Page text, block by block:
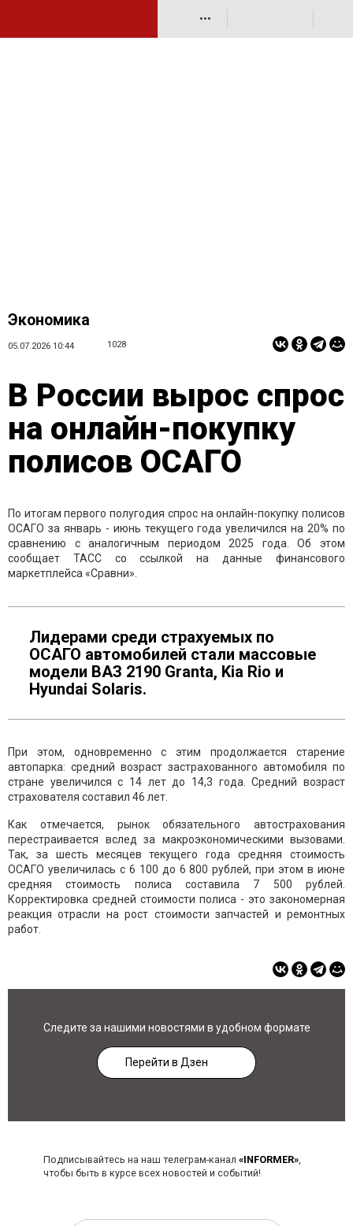
•••
Экономика
05.07.2026 10:44 1028
В России вырос спрос
на онлайн-покупку
полисов ОСАГО
По итогам первого полугодия спрос на онлайн-покупку полисов
ОСАГО за январь - июнь текущего года увеличился на 20% по
сравнению с аналогичным периодом 2025 года. Об этом
сообщает ТАСС со ссылкой на данные финансового
маркетплейса «Сравни».
Лидерами среди страхуемых по
ОСАГО автомобилей стали массовые
модели ВАЗ 2190 Granta, Kia Rio и
Hyundai Solaris.
При этом, одновременно с этим продолжается старение
автопарка: средний возраст застрахованного автомобиля по
стране увеличился с 14 лет до 14,3 года. Средний возраст
страхователя составил 46 лет.
Как отмечается, рынок обязательного автострахования
перестраивается вслед за макроэкономическими вызовами.
Так, за шесть месяцев текущего года средняя стоимость
ОСАГО увеличилась с 6 100 до 6 800 рублей, при этом в июне
средняя стоимость полиса составила 7 500 рублей.
Корректировка средней стоимости полиса - это закономерная
реакция отрасли на рост стоимости запчастей и ремонтных
работ.
Следите за нашими новостями в удобном формате
Перейти в Дзен
Подписывайтесь на наш телеграм-канал «INFORMER»,
чтобы быть в курсе всех новостей и событий!